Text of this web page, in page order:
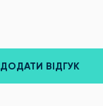
ДОДАТИ ВІДГУК